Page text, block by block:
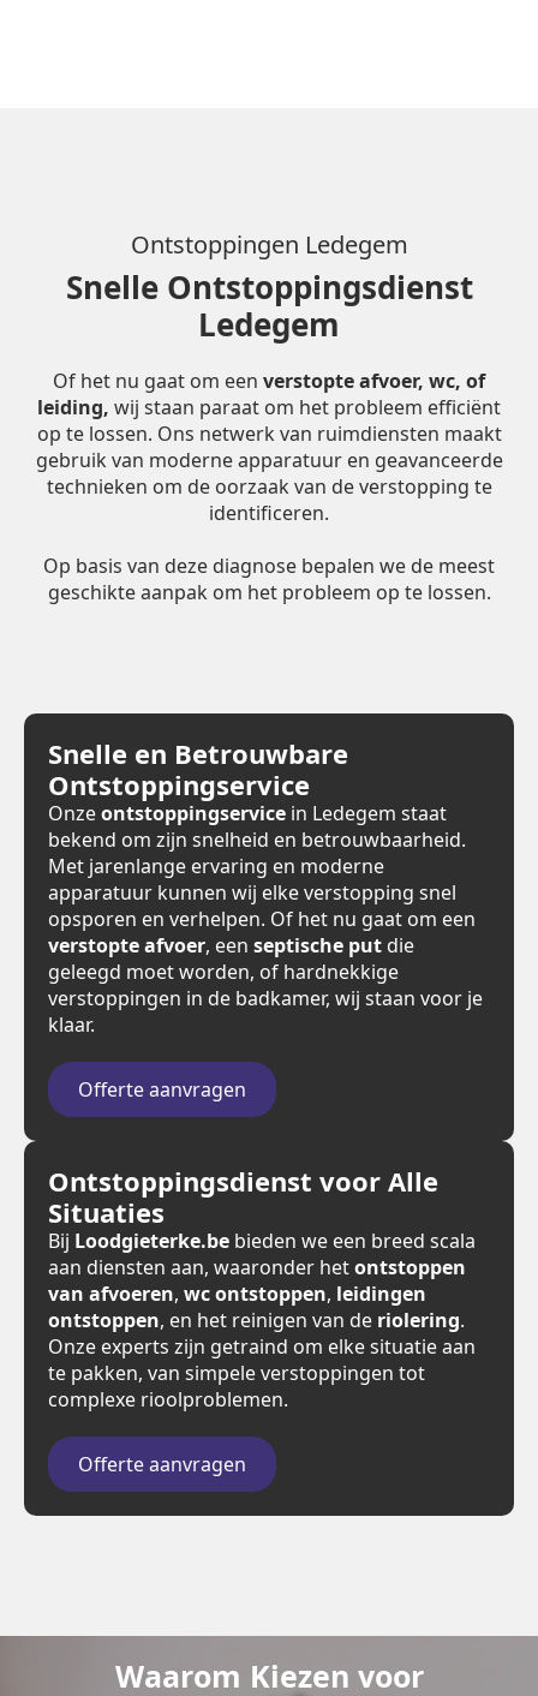
Ontstoppingen Ledegem
Snelle Ontstoppingsdienst
Ledegem
Of het nu gaat om een verstopte afvoer, wc, of
leiding, wij staan paraat om het probleem efficiënt
op te lossen. Ons netwerk van ruimdiensten maakt
gebruik van moderne apparatuur en geavanceerde
technieken om de oorzaak van de verstopping te
identificeren.
Op basis van deze diagnose bepalen we de meest
geschikte aanpak om het probleem op te lossen.
Snelle en Betrouwbare
Ontstoppingservice
Onzeontstoppingservice in Ledegem staat
bekend om zijn snelheid en betrouwbaarheid.
Met jarenlange ervaring en moderne
apparatuur kunnen wij elke verstopping snel
opsporen en verhelpen. Of het nu gaat om een
verstopte afvoer, een septische put die
geleegd moet worden, of hardnekkige
verstoppingen in de badkamer, wij staan voor je
klaar.
Offerte aanvragen
Ontstoppingsdienst voor Alle
Situaties
Bij Loodgieterke.be bieden we een breed scala
aan diensten aan, waaronder hetontstoppen
van afvoeren, wc ontstoppen, leidingen
ontstoppen, en het reinigen van de riolering.
Onze experts zijn getraind om elke situatie aan
te pakken, van simpele verstoppingen tot
complexe rioolproblemen.
Offerte aanvragen
Waarom Kiezen voor